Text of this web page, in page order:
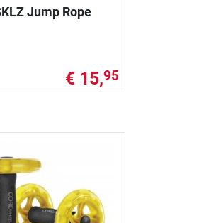
Jump Rope
€ 15,95